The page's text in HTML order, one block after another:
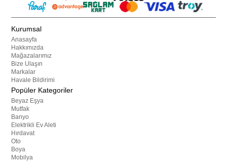
Kurumsal
Anasayfa
Hakkımızda
Mağazalarımız
Bize Ulaşın
Markalar
Havale Bildirimi
Popüler Kategoriler
Beyaz Eşya
Mutfak
Banyo
Elektrikli Ev Aleti
Hırdavat
Oto
Boya
Mobilya